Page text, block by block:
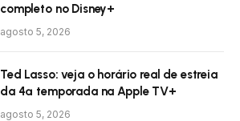
completo no Disney+
agosto 5, 2026
Ted Lasso: veja o horário real de estreia
da 4ª temporada na Apple TV+
agosto 5, 2026